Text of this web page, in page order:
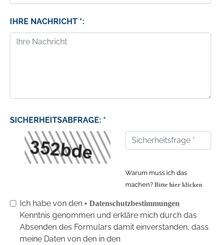
IHRE NACHRICHT *:
SICHERHEITSABFRAGE: *
Warum muss ich das
machen? Bitte hier klicken
Ich habe von den • Datenschutzbestimmungen
Kenntnis genommen und erkläre mich durch das
Absenden des Formulars damit einverstanden, dass
meine Daten von den in den